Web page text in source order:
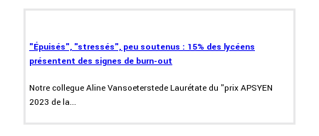
"Épuisés", "stressés", peu soutenus : 15% des lycéens
présentent des signes de burn-out
Notre collegue Aline Vansoeterstede Laurétate du "prix APSYEN
2023 de la...